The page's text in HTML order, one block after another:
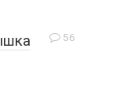
56